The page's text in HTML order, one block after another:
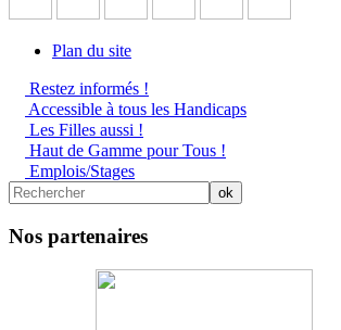
Plan du site
Restez informés !
Accessible à tous les Handicaps
Les Filles aussi !
Haut de Gamme pour Tous !
Emplois/Stages
Nos partenaires